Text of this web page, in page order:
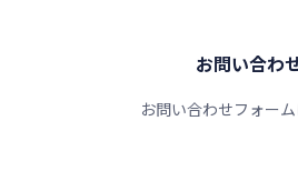
お問い合わ
お問い合わせフォー